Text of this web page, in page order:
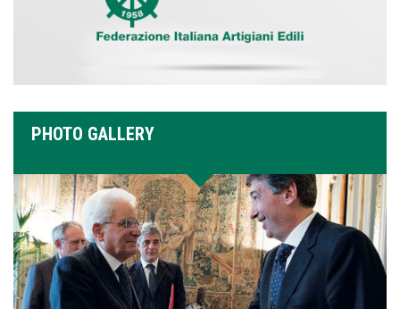
PHOTO GALLERY